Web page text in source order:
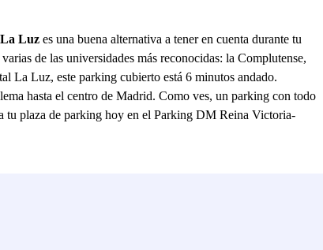
Luz es una buena alternativa a tener en cuenta durante tu
de las universidades más reconocidas: la Complutense,
La Luz, este parking cubierto está 6 minutos andado.
hasta el centro de Madrid. Como ves, un parking con todo
tu plaza de parking hoy en el Parking DM Reina Victoria-